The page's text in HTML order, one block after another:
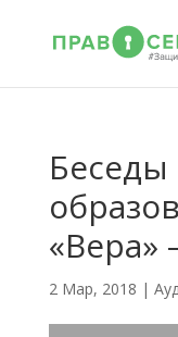
«Вера»
2 Мар, 2018 |